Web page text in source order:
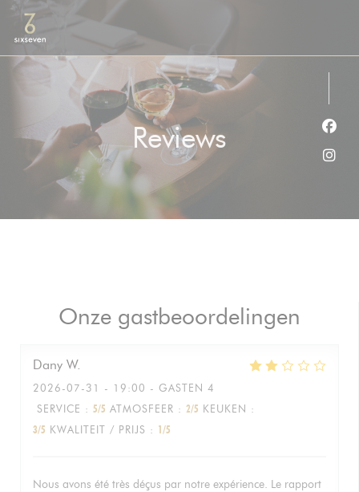
Cookies beheer paneel
Reviews
Onze gastbeoordelingen
Dany W
2026-07-31
- 19:00 - GASTEN 4
SERVICE : 5/5 ATMOSFEER : 2/5 KEUKEN :
3/5 KWALITEIT / PRIJS : 1/5
Nous avons été très déçus par notre expérience. Le rapport